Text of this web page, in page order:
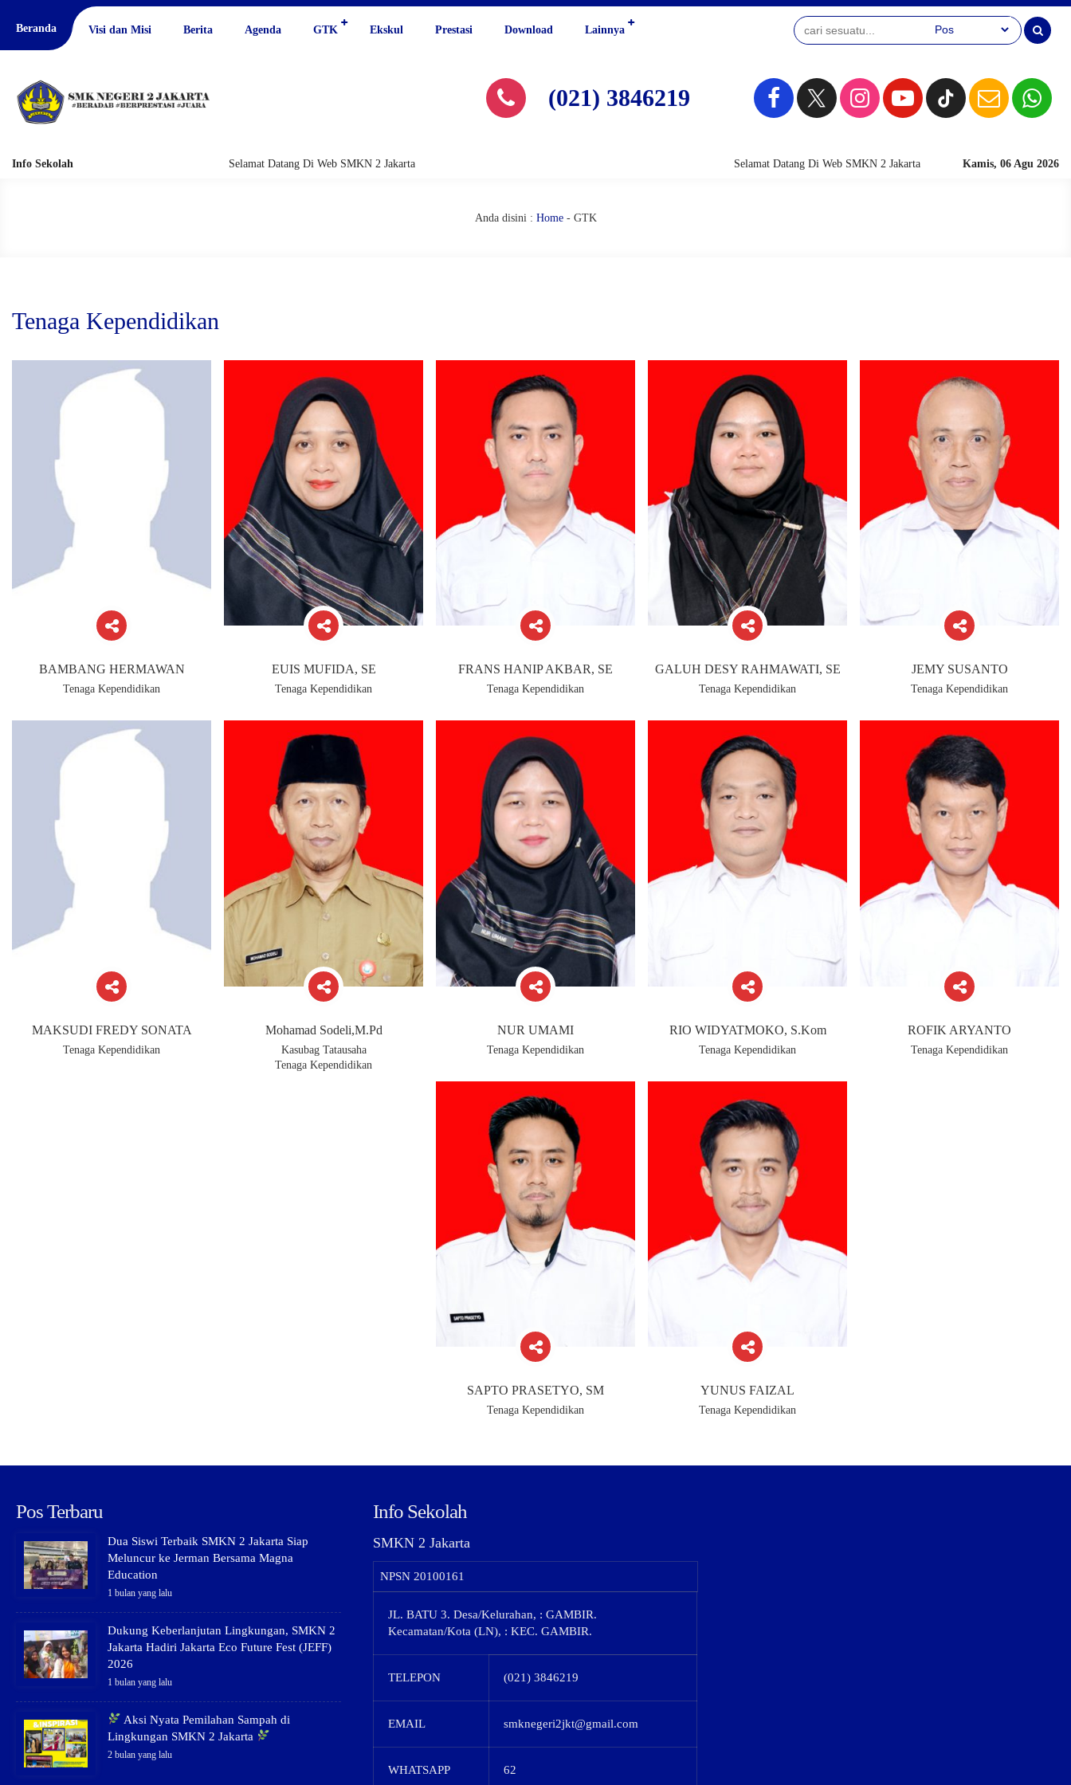
Beranda Visi dan Misi Berita Agenda GTK Ekskul Prestasi Download Lainnya
(021) 3846219
Info Sekolah Kamis, 06 Agu 2026
Selamat Datang Di Web SMKN 2 Jakarta
Selamat Datang Di Web SMKN 2 Jakarta
Anda disini : Home- GTK
Tenaga Kependidikan
BAMBANG HERMAWAN
Tenaga Kependidikan
EUIS MUFIDA, SE
Tenaga Kependidikan
FRANS HANIP AKBAR, SE
Tenaga Kependidikan
GALUH DESY RAHMAWATI, SE
Tenaga Kependidikan
JEMY SUSANTO
Tenaga Kependidikan
MAKSUDI FREDY SONATA
Tenaga Kependidikan
Mohamad Sodeli,M.Pd
Kasubag Tatausaha
Tenaga Kependidikan
NUR UMAMI
Tenaga Kependidikan
RIO WIDYATMOKO, S.Kom
Tenaga Kependidikan
ROFIK ARYANTO
Tenaga Kependidikan
SAPTO PRASETYO, SM
Tenaga Kependidikan
YUNUS FAIZAL
Tenaga Kependidikan
Pos Terbaru
Dua Siswi Terbaik SMKN 2 Jakarta Siap
Meluncur ke Jerman Bersama Magna
Education
1 bulan yang lalu
Dukung Keberlanjutan Lingkungan, SMKN 2
Jakarta Hadiri Jakarta Eco Future Fest (JEFF)
2026
1 bulan yang lalu
Aksi Nyata Pemilahan Sampah di
Lingkungan SMKN 2 Jakarta
2 bulan yang lalu
Info Sekolah
SMKN 2 Jakarta
NPSN 20100161
JL. BATU 3. Desa/Kelurahan, : GAMBIR.
Kecamatan/Kota (LN), : KEC. GAMBIR.
TELEPON (021) 3846219
EMAIL smknegeri2jkt@gmail.com
WHATSAPP 62